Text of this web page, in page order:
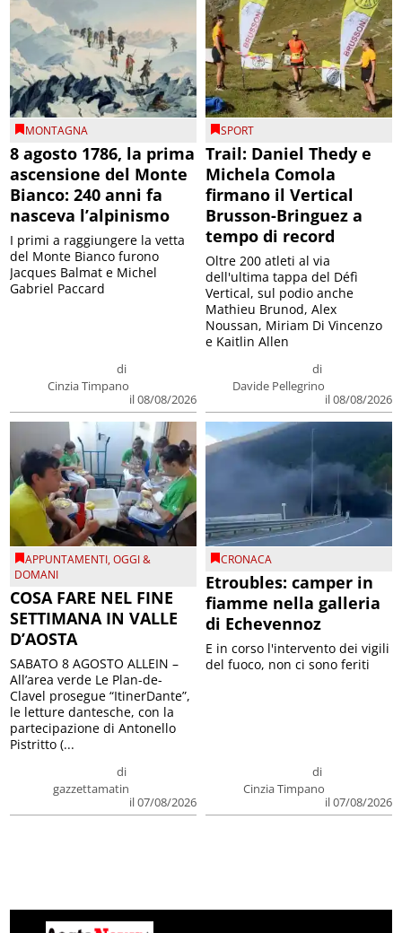
MONTAGNA
8 agosto 1786, la prima
ascensione del Monte
Bianco: 240 anni fa
nasceva l’alpinismo
di
Cinzia Timpano
il 08/08/2026
I primi a raggiungere la vetta
del Monte Bianco furono
Jacques Balmat e Michel
Gabriel Paccard
SPORT
Trail: Daniel Thedy e
Michela Comola
firmano il Vertical
Brusson-Bringuez a
tempo di record
di
Davide Pellegrino
il 08/08/2026
Oltre 200 atleti al via
dell'ultima tappa del Défì
Vertical, sul podio anche
Mathieu Brunod, Alex
Noussan, Miriam Di Vincenzo
e Kaitlin Allen
APPUNTAMENTI,OGGI &
DOMANI
COSA FARE NEL FINE
SETTIMANA IN VALLE
D’AOSTA
di
gazzettamatin
il 07/08/2026
SABATO 8 AGOSTO ALLEIN –
All’area verde Le Plan-de-
Clavel prosegue “ItinerDante”,
le letture dantesche, con la
partecipazione di Antonello
Pistritto (...
CRONACA
Etroubles: camper in
fiamme nella galleria
di Echevennoz
di
Cinzia Timpano
il 07/08/2026
E in corso l'intervento dei vigili
del fuoco, non ci sono feriti